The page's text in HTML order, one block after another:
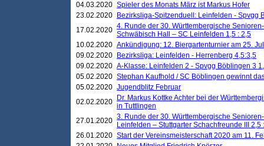
04.03.2020 Spieler des Monats März ist Markus Hofer
23.02.2020
Bezirksliga-Spitzenduell: Leinfelden - Spvgg
17.02.2020 4. Runde der 30. Württembergische
Schwäbisch Hall – SC Leinfelden 1,5 : 2,5
10.02.2020 Ankündigung: 12. Biergartenturnier am 25.
09.02.2020
Bezirksliga: Leinfelden - Herrenberg 4,5:3,5
09.02.2020 A-Klasse: Leinfelden 2 - Spvgg Böblingen 3
05.02.2020 Stephan Kaufhold / SC Böblingen gewinnt
05.02.2020 Jugendblitz Februar
02.02.2020
Dr. Markus Kottke Achter bei der
in Tuttlingen
27.01.2020 3. Runde der 30. Württembergische
Leinfelden – Stuttgarter Schachfreunde III 2,5
26.01.2020 Start der Vereinsmeisterschaft 2020 am 11.